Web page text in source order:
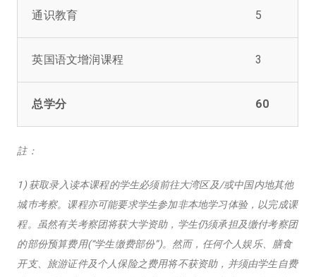
通识教育 5
英国语文增润课程 3
总学分 60
註：
1) 获取录入读本课程的学生必须前往大湾区及/或中国内地其他
城巿考察。课程亦可能要求学生参加非本地学习体验，以完成课
程。虽然有关考察团将获大学资助，学生仍须承担及缴付考察团
的部份预算费用(“学生缴费部份”)。然而，任何个人娱乐、膳食
开支、旅游证件及个人保险之费用将不获资助，并须由学生自费